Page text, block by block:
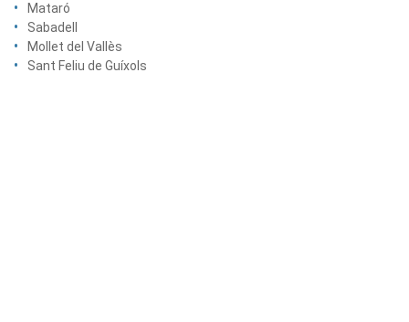
Mataró
Sabadell
Mollet del Vallès
Sant Feliu de Guíxols